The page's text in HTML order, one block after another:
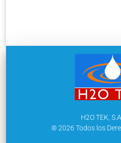
H2O TEK,
® 2026 Todos los